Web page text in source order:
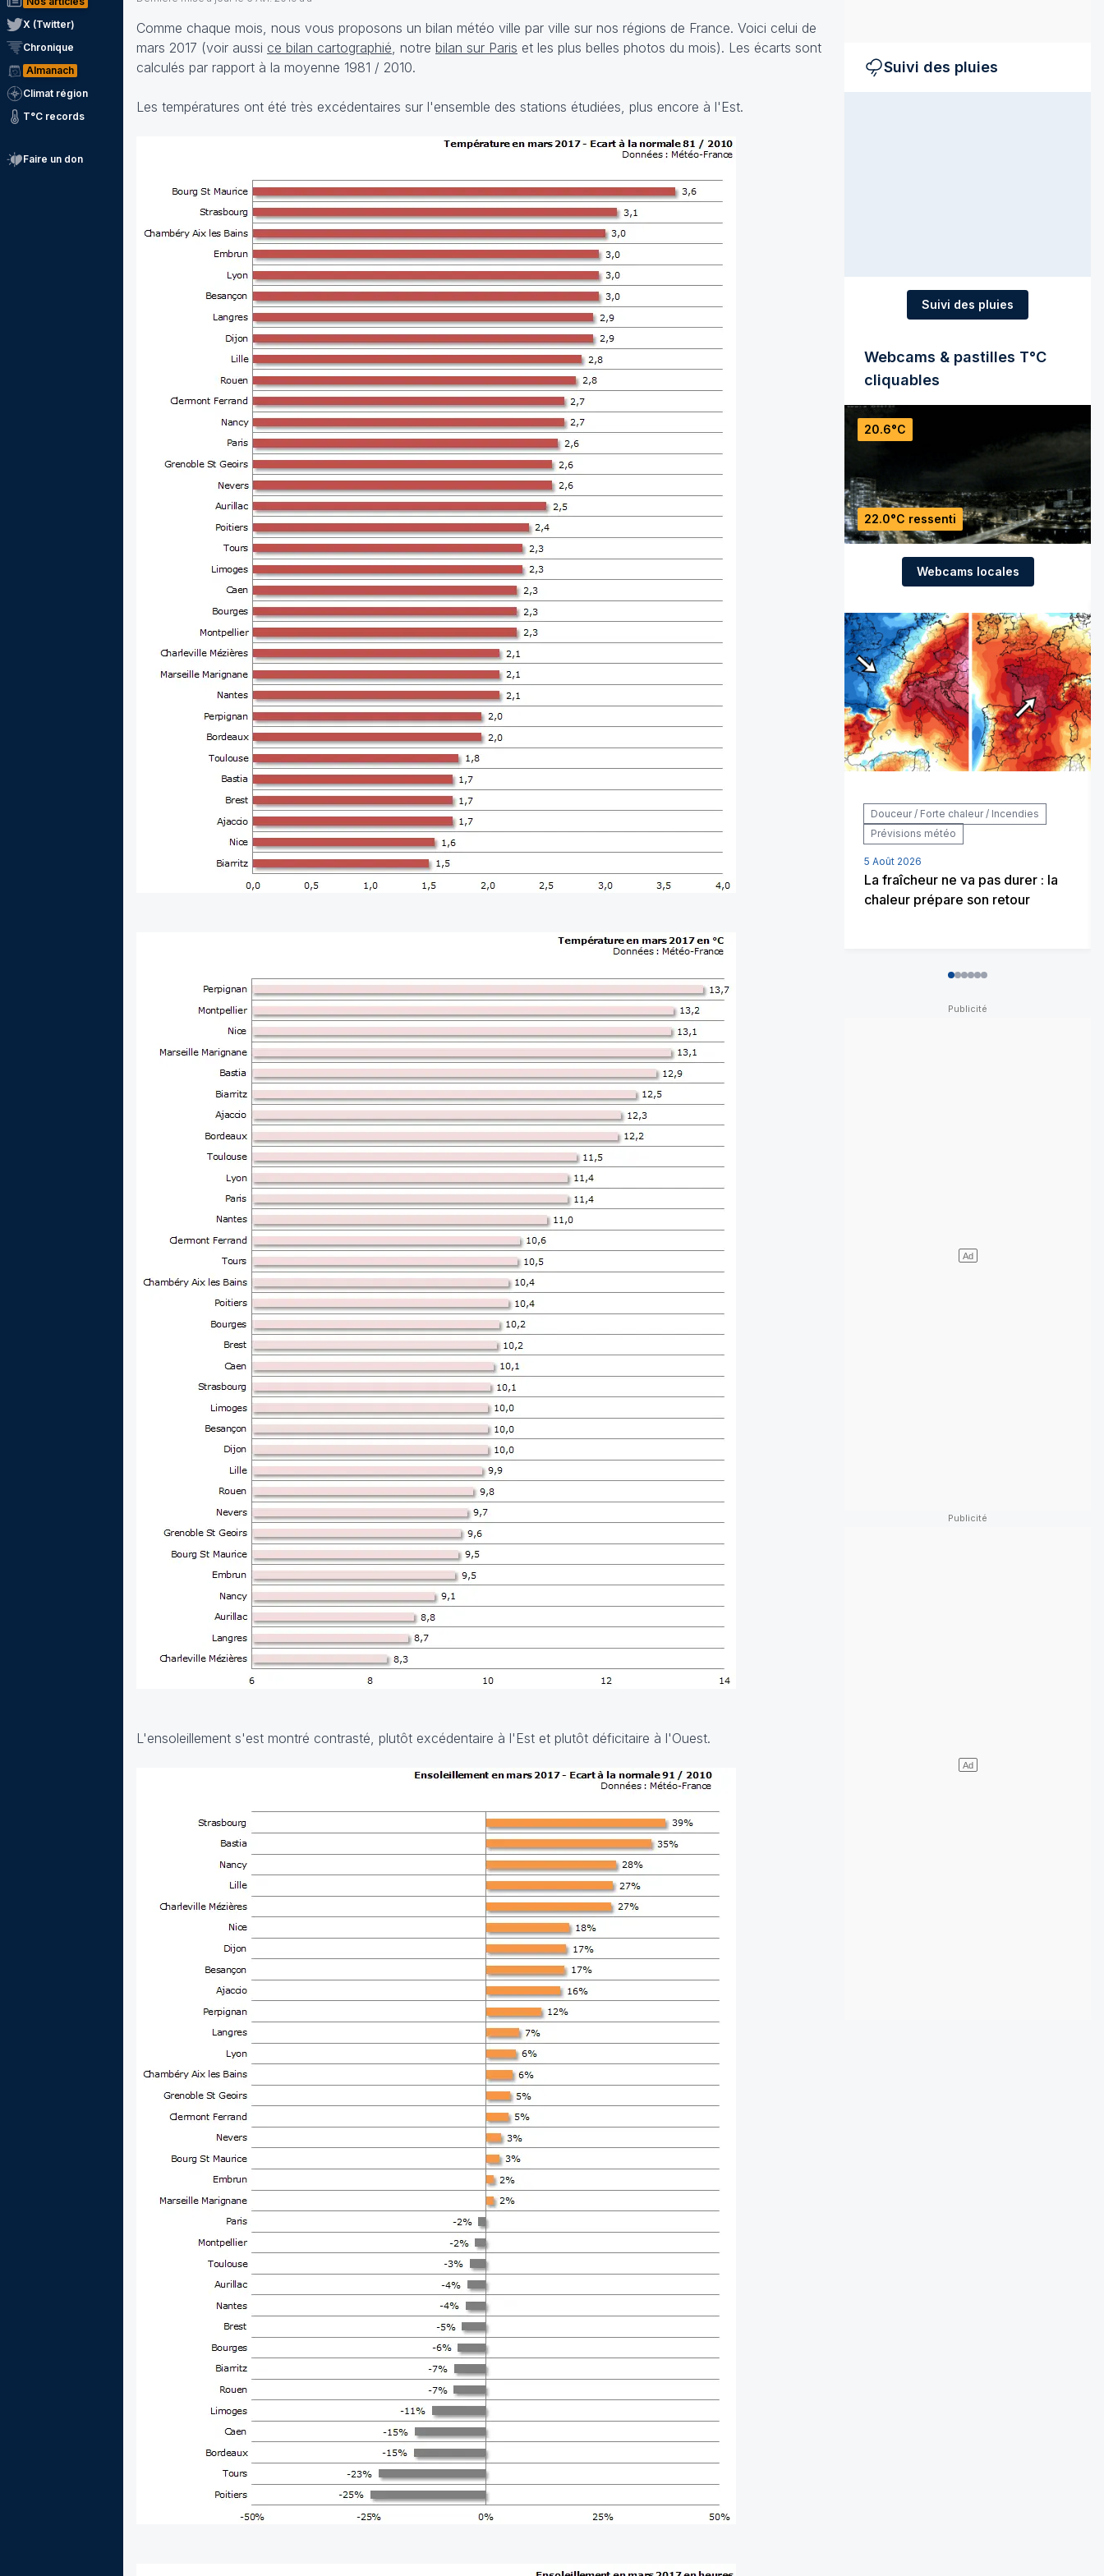
X (Twitter)
Chronique
Almanach
Climat région
T°C records
Faire un don
Comme chaque mois, nous vous proposons un bilan météo ville par ville sur nos régions de France. Voici celui de
mars 2017 (voir aussi ce bilan cartographié, notre bilan sur Paris et les plus belles photos du mois). Les écarts sont
calculés par rapport à la moyenne 1981 / 2010.
Les températures ont été très excédentaires sur l'ensemble des stations étudiées, plus encore à l'Est.
L'ensoleillement s'est montré contrasté, plutôt excédentaire à l'Est et plutôt déficitaire à l'Ouest.
Suivi des pluies
Suivi des pluies
Webcams & pastilles T°C
cliquables
20.6°C
22.0°C ressenti
Webcams locales
Douceur / Forte chaleur / Incendies
Prévisions météo
5 Août 2026
La fraîcheur ne va pas durer : la
chaleur prépare son retour
012345